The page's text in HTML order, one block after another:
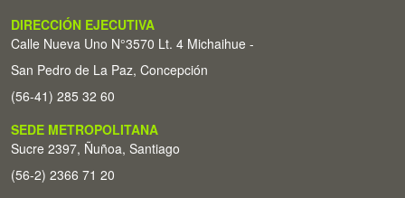
DIRECCIÓN EJECUTIVA
Calle Nueva Uno N°3570 Lt. 4 Michaihue -
San Pedro de La Paz, Concepción
(56-41) 285 32 60
SEDE METROPOLITANA
Sucre 2397, Ñuñoa, Santiago
(56-2) 2366 71 20